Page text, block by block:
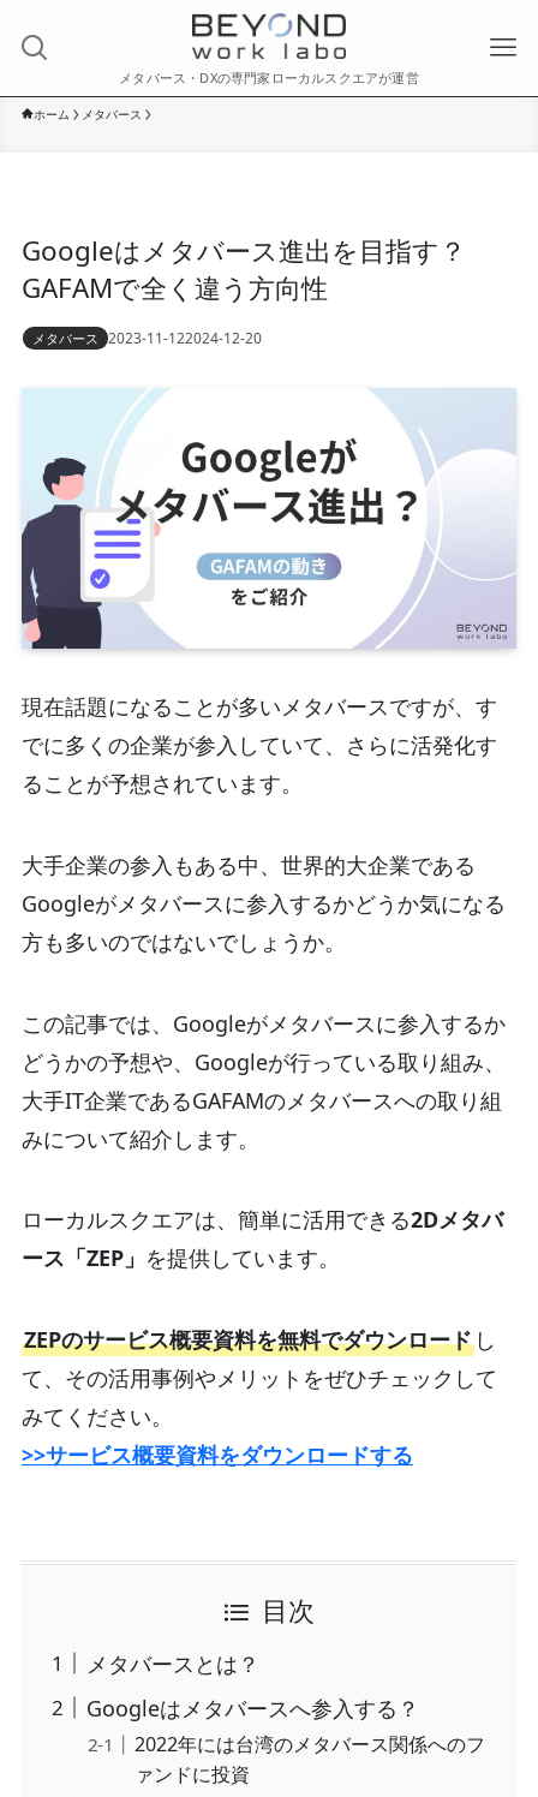
メタバース・DXの専門家ローカルスクエアが運営
ホーム メタバース
Googleはメタバース進出を目指す？
GAFAMで全く違う方向性
メタバース 2023-11-122024-12-20
現在話題になることが多いメタバースですが、す
でに多くの企業が参入していて、さらに活発化す
ることが予想されています。
大手企業の参入もある中、世界的大企業である
Googleがメタバースに参入するかどうか気になる
方も多いのではないでしょうか。
この記事では、Googleがメタバースに参入するか
どうかの予想や、Googleが行っている取り組み、
大手IT企業であるGAFAMのメタバースへの取り組
みについて紹介します。
ローカルスクエアは、簡単に活用できる2Dメタバ
ース「ZEP」 を提供しています。
ZEPのサービス概要資料を無料でダウンロードし
て、その活用事例やメリットをぜひチェックして
みてください。
>>サービス概要資料をダウンロードする
目次
メタバースとは？
Googleはメタバースへ参入する？
2022年には台湾のメタバース関係へのフ
ァンドに投資